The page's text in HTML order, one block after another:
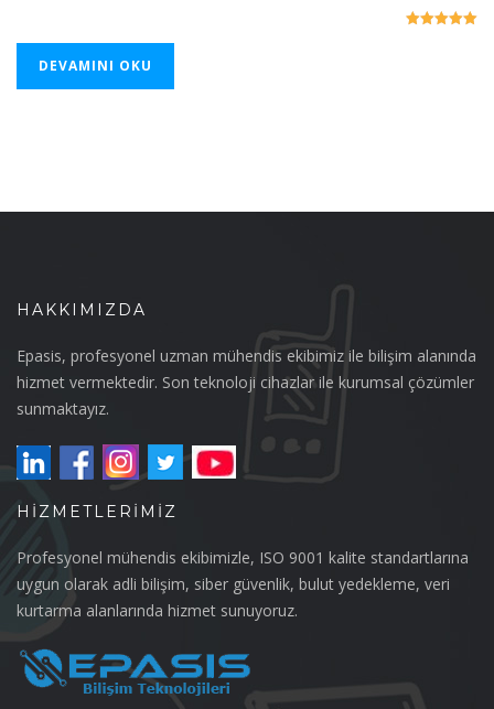
DEVAMINI OKU
HAKKIMIZDA
Epasis, profesyonel uzman mühendis ekibimiz ile bilişim alanında
hizmet vermektedir. Son teknoloji cihazlar ile kurumsal çözümler
sunmaktayız.
HIZMETLERIMIZ
Profesyonel mühendis ekibimizle, ISO 9001 kalite standartlarına
uygun olarak adli bilişim, siber güvenlik, bulut yedekleme, veri
kurtarma alanlarında hizmet sunuyoruz.